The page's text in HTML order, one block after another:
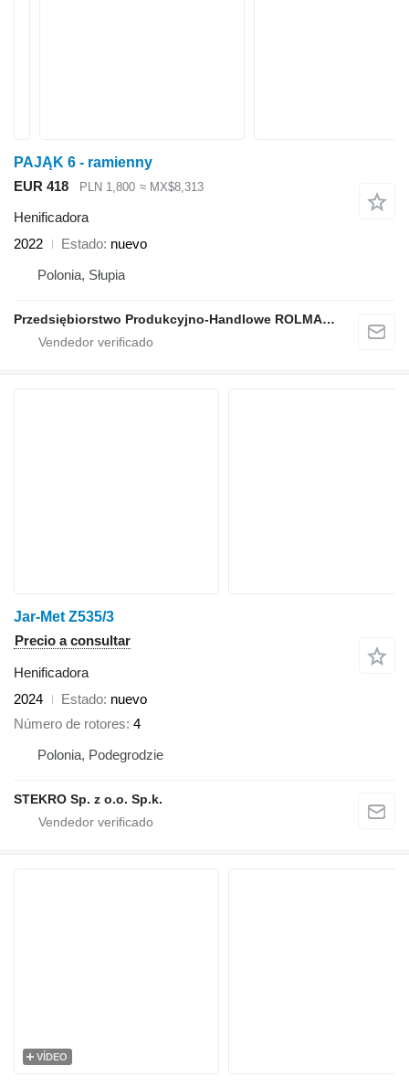
PAJĄK 6 - ramienny
EUR 418
PLN 1,800 ≈ MX$8,313
Henificadora
2022
Estado nuevo
Polonia, Słupia
Przedsiębiorstwo Produkcyjno-Handlowe ROLMAPOL Marcin Dziekan
Jar-Met Z535/3
Precio a consultar
Henificadora
2024
Estado nuevo
Número de rotores 4
Polonia, Podegrodzie
STEKRO Sp. z o.o. Sp.k.
VÍDEO